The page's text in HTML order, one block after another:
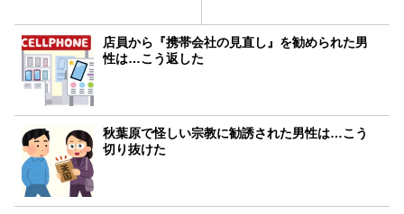
店員から『携帯会社の見直し』を勧められた男
性は…こう返した
秋葉原で怪しい宗教に勧誘された男性は…こう
切り抜けた